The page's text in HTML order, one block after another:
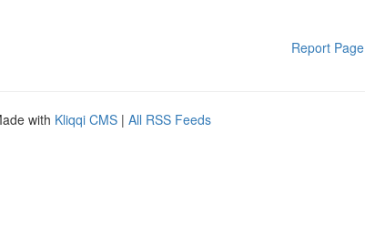
Report Page
with Kliqqi CMS | All RSS Feeds